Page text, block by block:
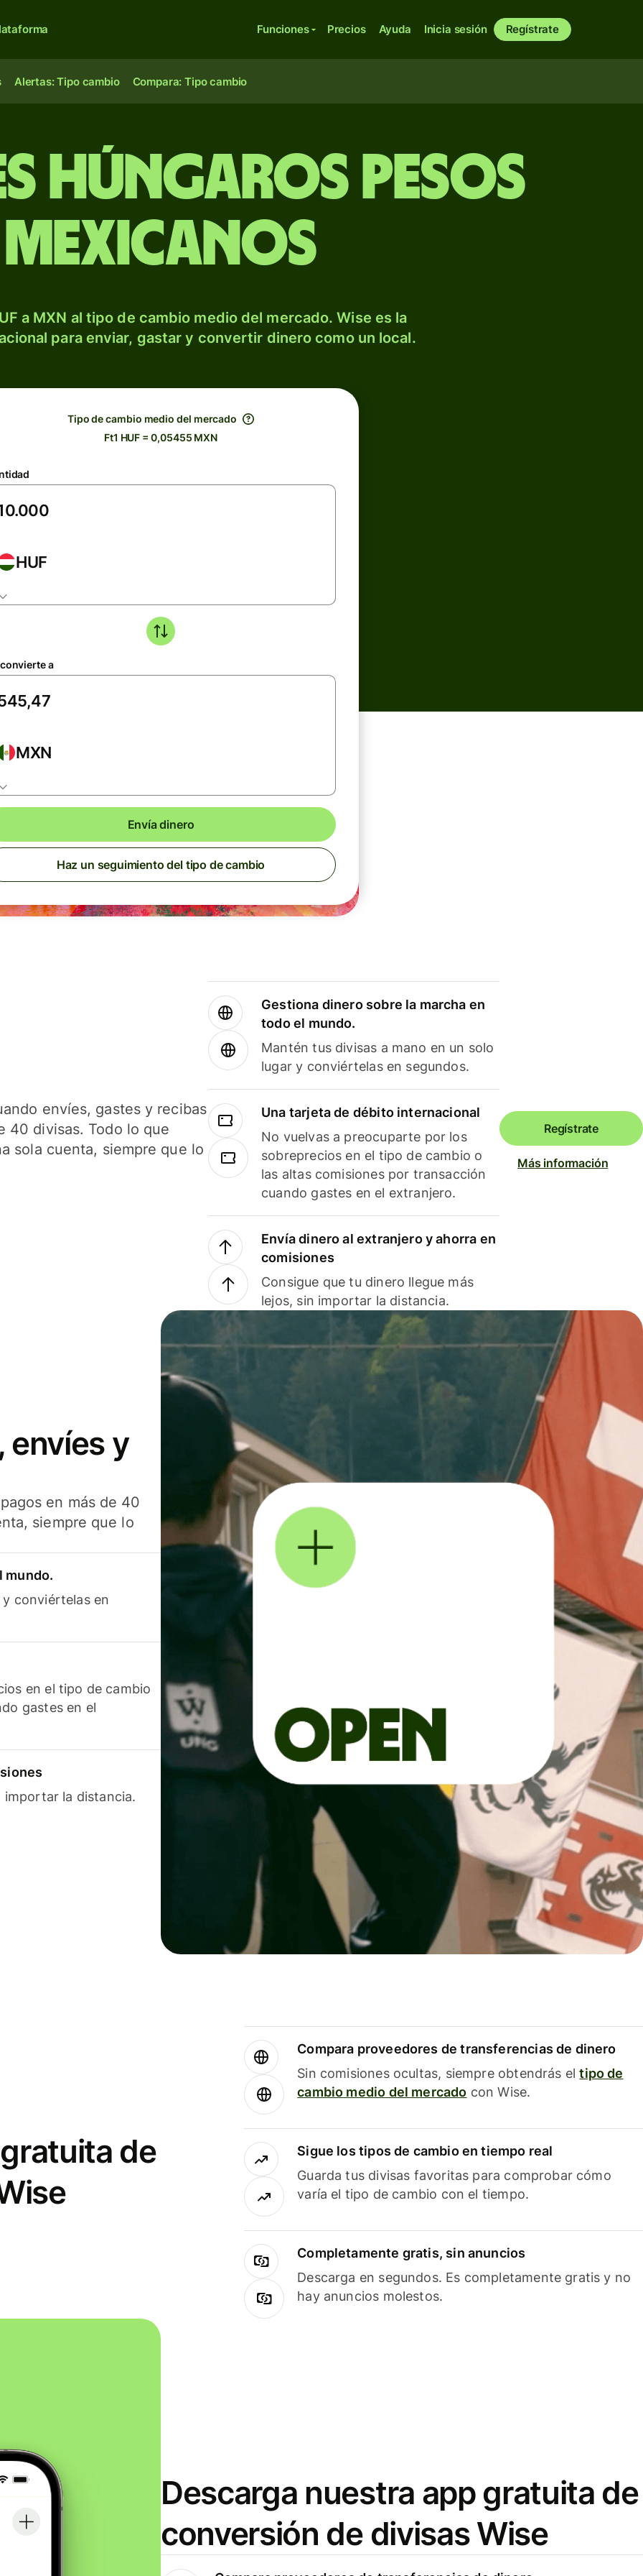
Funciones Precios Ayuda Inicia sesión Regístrate
Alertas: Tipo cambio Compara: Tipo cambio
húngaros pesos
mexicanos
a MXN al tipo de cambio medio del mercado. Wise es la
para enviar, gastar y convertir dinero como un local.
Tipo de cambio medio del mercado
Ft1 HUF = 0,05455 MXN
HUF
a
MXN
Envía dinero
Haz un seguimiento del tipo de cambio
envíes, gastes y recibas
40 divisas. Todo lo que
sola cuenta, siempre que lo
Gestiona dinero sobre la marcha en
todo el mundo.
Mantén tus divisas a mano en un solo
lugar y conviértelas en segundos.
Una tarjeta de débito internacional
No vuelvas a preocuparte por los
sobreprecios en el tipo de cambio o
las altas comisiones por transacción
cuando gastes en el extranjero.
Envía dinero al extranjero y ahorra en
comisiones
Consigue que tu dinero llegue más
lejos, sin importar la distancia.
Regístrate
Más información
envíes y
en más de 40
siempre que lo
mundo.
conviértelas en
en el tipo de cambio
gastes en el
importar la distancia.
de
Compara proveedores de transferencias de dinero
Sin comisiones ocultas, siempre obtendrás eltipo de
cambio medio del mercado con Wise.
Sigue los tipos de cambio en tiempo real
Guarda tus divisas favoritas para comprobar cómo
varía el tipo de cambio con el tiempo.
Completamente gratis, sin anuncios
Descarga en segundos. Es completamente gratis y no
hay anuncios molestos.
Descarga nuestra app gratuita de
conversión de divisas Wise